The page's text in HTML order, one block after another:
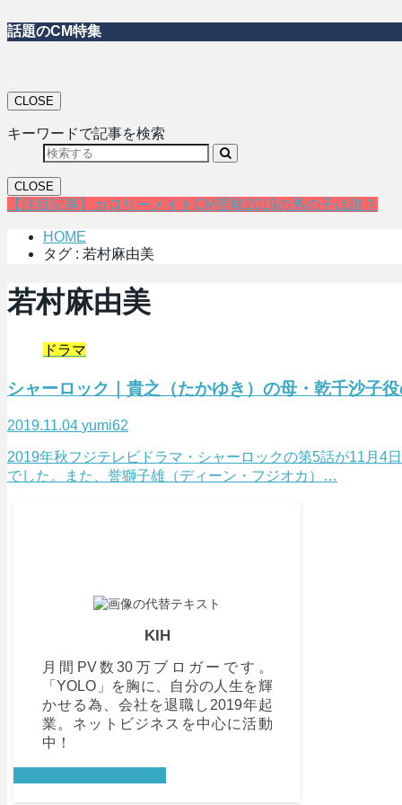
話題のCM特集
CLOSE
キーワードで記事を検索
CLOSE
【注目記事】カロリーメイトCM受験2019の男の子は誰？
HOME
タグ : 若村麻由美
若村麻由美
ドラマ
シャーロック｜貴之（たかゆき）の母・乾千沙子
2019.11.04 yumi62
2019年秋フジテレビドラマ・シャーロックの第5話が11月4
でした。また、誉獅子雄（ディーン・フジオカ）…
KIH
月間PV数30万ブロガーです。
「YOLO」を胸に、自分の人生を輝
かせる為、会社を退職し2019年起
業。ネットビジネスを中心に活動
中！